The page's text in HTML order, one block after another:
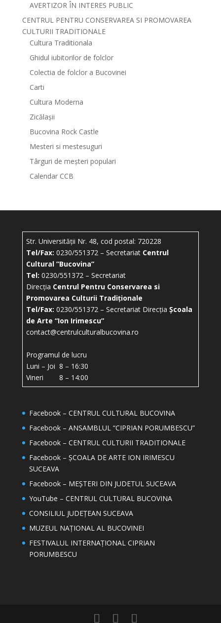
AVERTIZOR ÎN INTERES PUBLIC
CENTRUL PENTRU CONSERVAREA SI PROMOVAREA
CULTURII TRADITIONALE
Cultura Traditionala
Ghidul iubitorilor de folclor
Colectia de folclor a Bucovinei
Carti
Cultura Moderna
Zicălașii
Bucovina Rock Castle
Mesteri si mestesuguri
Târguri de meșteri populari
Calendar CCB
Str. Universității Nr. 48, cod postal: 720228
Tel/Fax: 0230/551372 – Secretariat Centrul
Cultural ”Bucovina”
Tel: 0230/551372 – Secretariat
Direcția Centrul Pentru Conservarea si
Promovarea Culturii Tradiționale
Tel/Fax: 0230/551372 – Secretariat Direcția Școala
de Arte “Ion Irimescu”
contact@centrulculturalbucovina.ro
Programul de lucru
Luni – Joi 8 – 16:30
Vineri 8 – 14:00
Facebook – CENTRUL CULTURAL BUCOVINA
Facebook – ANSAMBLUL “CIPRIAN PORUMBESCU”
Facebook – CENTRUL CULTURII TRADITIONALE
Facebook – ȘCOALA DE ARTE ION IRIMESCU
SUCEAVA
Facebook – MEȘTERI DIN JUDETUL SUCEAVA
YouTube – CENTRUL CULTURAL BUCOVINA
CONSILIUL JUDEȚEAN SUCEAVA
MUZEUL NAȚIONAL AL BUCOVINEI
FESTIVALUL INTERNAȚIONAL CIPRIAN
PORUMBESCU